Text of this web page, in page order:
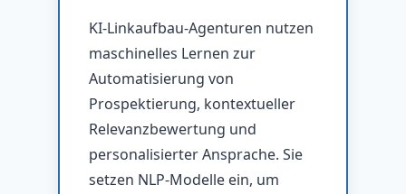
KI-Linkaufbau-Agenturen nutzen
maschinelles Lernen zur
Automatisierung von
Prospektierung, kontextueller
Relevanzbewertung und
personalisierter Ansprache. Sie
setzen NLP-Modelle ein, um